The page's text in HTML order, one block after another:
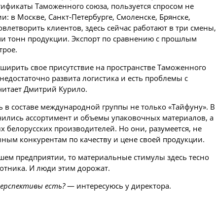
Таможенного союза, пользуется спросом не
в Москве, Санкт-Петербурге, Смоленске, Брянске,
клиентов, здесь сейчас работают в три смены,
тонн продукции. Экспорт по сравнению с прошлым
свое присутствие на пространстве Таможенного
развита логистика и есть проблемы с
Дмитрий Курило.
в составе международной группы не только «Тайфуну». В
ассортимент и объемы упаковочных материалов, а
белорусских производителей. Но они, разумеется, не
конкурентам по качеству и цене своей продукции.
предприятии, то материальные стимулы здесь тесно
И люди этим дорожат.
есть?— интересуюсь у директора.